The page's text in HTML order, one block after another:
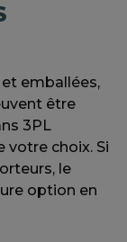
emballées,
être
3PL
votre choix. Si
le
option en